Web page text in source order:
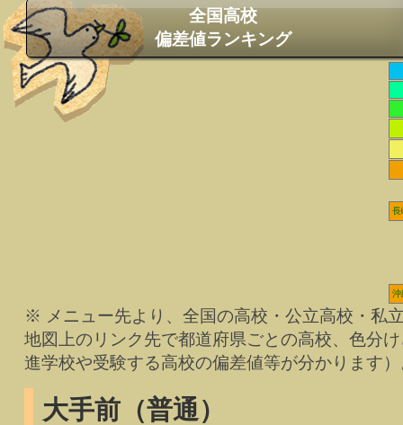
全国高校
偏差値ランキング
長
沖
※ メニュー先より、全国の高校・公立高校・私
地図上のリンク先で都道府県ごとの高校、色分
進学校や受験する高校の偏差値等が分かります
大手前（普通）